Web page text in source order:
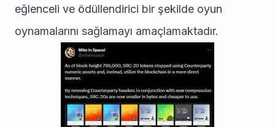
eğlenceli ve ödüllendirici bir şekilde oyun
oynamalarını sağlamayı amaçlamaktadır.